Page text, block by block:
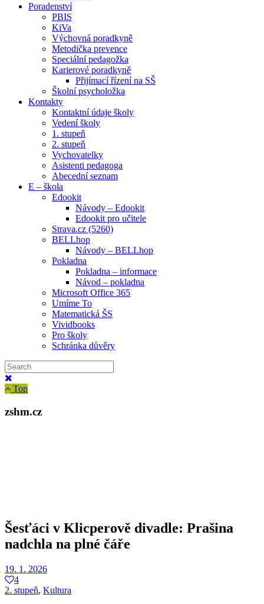
Poradenství
PBIS
KiVa
Výchovná poradkyně
Metodička prevence
Speciální pedagožka
Karierové poradkyně
Přijímací řízení na SŠ
Školní psycholožka
Kontakty
Kontaktní údaje školy
Vedení školy
1. stupeň
2. stupeň
Vychovatelky
Asistenti pedagoga
Abecední seznam
E – škola
Edookit
Návody – Edookit
Edookit pro učitele
Strava.cz (5260)
BELLhop
Návody – BELLhop
Pokladna
Pokladna – informace
Návod – pokladna
Microsoft Office 365
Umíme To
Matematická ŠS
Vividbooks
Pro školy
Schránka důvěry
Top
zshm.cz
Šesťáci v Klicperově divadle: Prašina
nadchla na plné čáře
19. 1. 2026
4
2. stupeň, Kultura